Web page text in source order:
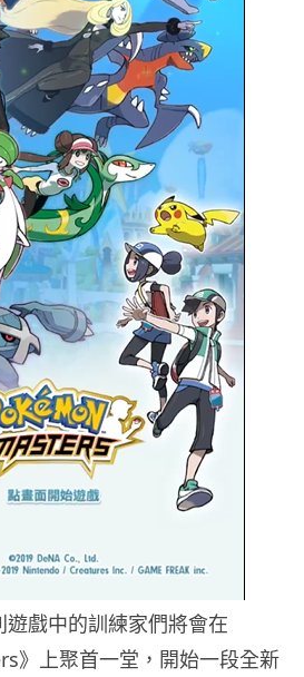
遊戲中的訓練家們將會在
》上聚首一堂，開始一段全新